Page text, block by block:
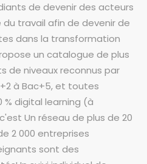
de devenir des acteurs
travail afin de devenir de
dans la transformation
un catalogue de plus
de niveaux reconnus par
à Bac+5, et toutes
% digital learning (à
Un réseau de plus de 20
2 000 entreprises
sont des